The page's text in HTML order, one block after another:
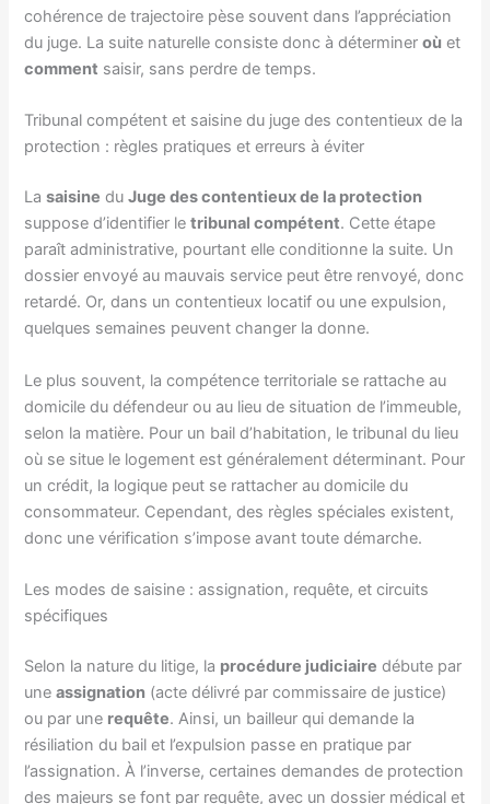
cohérence de trajectoire pèse souvent dans l’appréciation
du juge. La suite naturelle consiste donc à détermineroù et
comment saisir, sans perdre de temps.
Tribunal compétent et saisine du juge des contentieux de la
protection : règles pratiques et erreurs à éviter
Lasaisine duJuge des contentieux de la protection
suppose d’identifier letribunal compétent. Cette étape
paraît administrative, pourtant elle conditionne la suite. Un
dossier envoyé au mauvais service peut être renvoyé, donc
retardé. Or, dans un contentieux locatif ou une expulsion,
quelques semaines peuvent changer la donne.
Le plus souvent, la compétence territoriale se rattache au
domicile du défendeur ou au lieu de situation de l’immeuble,
selon la matière. Pour un bail d’habitation, le tribunal du lieu
où se situe le logement est généralement déterminant. Pour
un crédit, la logique peut se rattacher au domicile du
consommateur. Cependant, des règles spéciales existent,
donc une vérification s’impose avant toute démarche.
Les modes de saisine : assignation, requête, et circuits
spécifiques
Selon la nature du litige, la procédure judiciaire débute par
uneassignation (acte délivré par commissaire de justice)
ou par une requête. Ainsi, un bailleur qui demande la
résiliation du bail et l’expulsion passe en pratique par
l’assignation. À l’inverse, certaines demandes de protection
des majeurs se font par requête, avec un dossier médical et